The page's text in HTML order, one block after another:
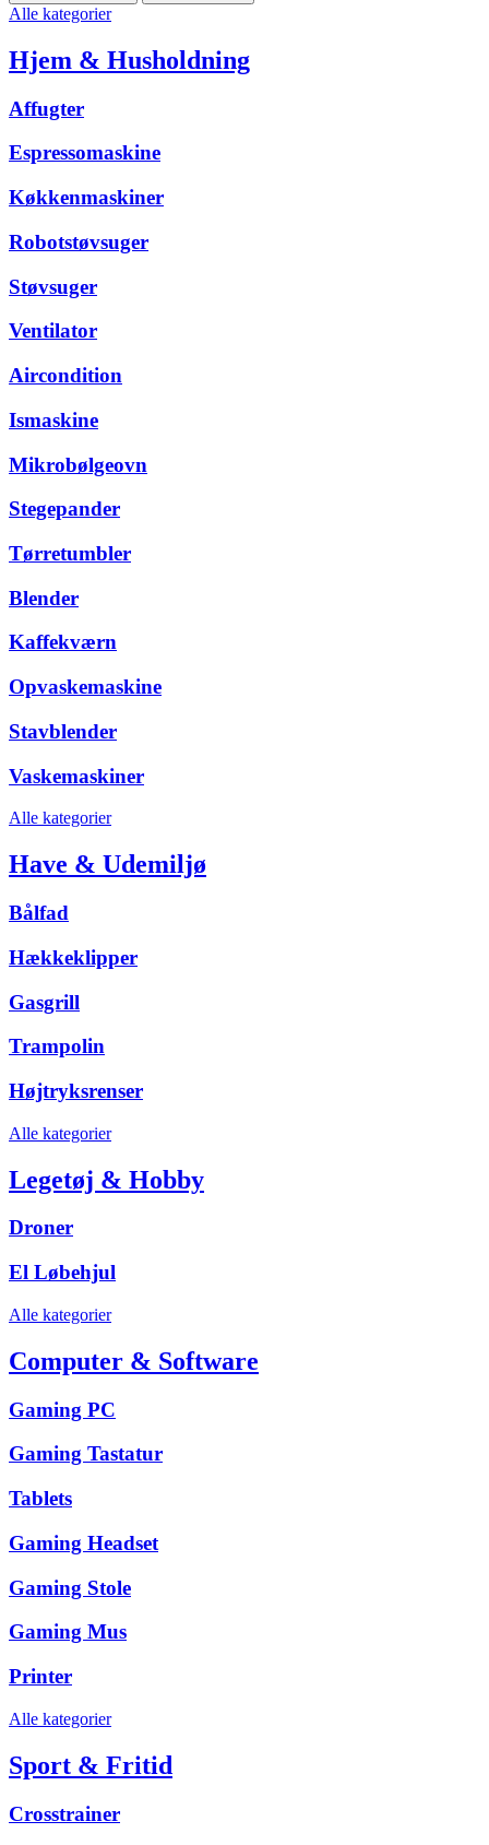
Alle kategorier
Hjem & Husholdning
Affugter
Espressomaskine
Køkkenmaskiner
Robotstøvsuger
Støvsuger
Ventilator
Aircondition
Ismaskine
Mikrobølgeovn
Stegepander
Tørretumbler
Blender
Kaffekværn
Opvaskemaskine
Stavblender
Vaskemaskiner
Alle kategorier
Have & Udemiljø
Bålfad
Hækkeklipper
Gasgrill
Trampolin
Højtryksrenser
Alle kategorier
Legetøj & Hobby
Droner
El Løbehjul
Alle kategorier
Computer & Software
Gaming PC
Gaming Tastatur
Tablets
Gaming Headset
Gaming Stole
Gaming Mus
Printer
Alle kategorier
Sport & Fritid
Crosstrainer